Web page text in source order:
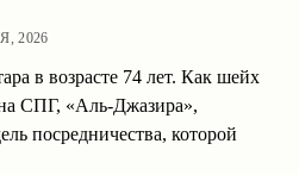
2026
в возрасте 74 лет. Как шейх
СПГ, «Аль-Джазира»,
посредничества, которой